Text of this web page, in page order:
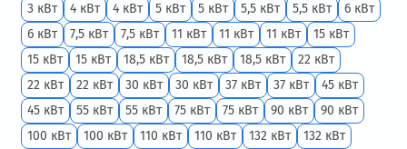
3 кВт
4 кВт 4 кВт 5 кВт 5 кВт 5,5 кВт 5,5 кВт
6 кВт
6 кВт
7,5 кВт 7,5 кВт 11 кВт 11 кВт 11 кВт
15 кВт
15 кВт
15 кВт 18,5 кВт 18,5 кВт 18,5 кВт
22 кВт
22 кВт
22 кВт 30 кВт 30 кВт 37 кВт 37 кВт
45 кВт
45 кВт
55 кВт 55 кВт 75 кВт 75 кВт 90 кВт
90 кВт
100 кВт
100 кВт 110 кВт 110 кВт 132 кВт
132 кВт